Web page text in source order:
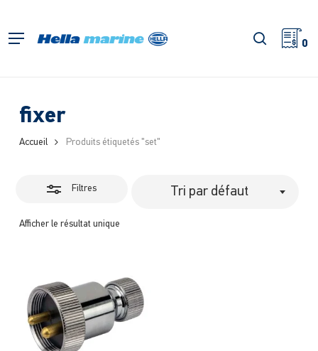
l'accueil
Menu 0
fixer
Accueil Produits étiquetés "set"
Filtres
Afficher le résultat unique
Tri par défaut
Fermer
les